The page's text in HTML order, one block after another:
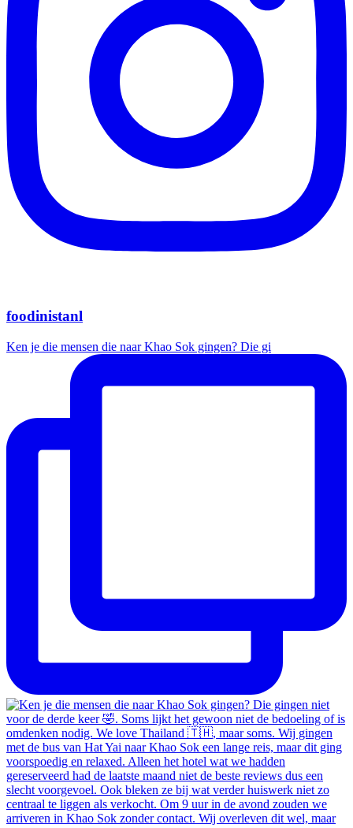
foodinistanl
Ken je die mensen die naar Khao Sok gingen? Die gi